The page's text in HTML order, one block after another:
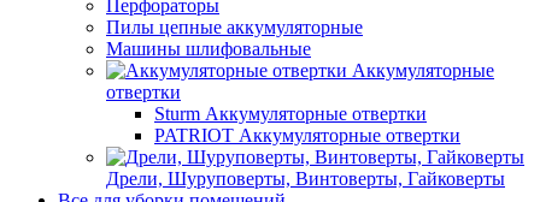
Перфораторы
Пилы цепные аккумуляторные
Машины шлифовальные
Аккумуляторные
отвертки
Sturm Аккумуляторные отвертки
PATRIOT Аккумуляторные отвертки
Дрели, Шуруповерты, Винтоверты, Гайковерты